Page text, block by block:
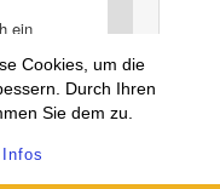
Cookies, um die
Durch Ihren
Sie dem zu.
Infos
ein
(wie auch
A60,
laut